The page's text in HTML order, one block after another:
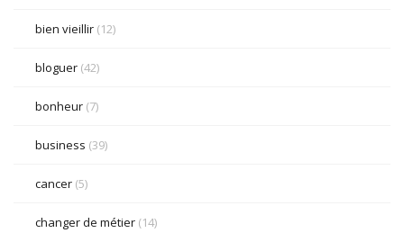
bien vieillir (12)
bloguer (42)
bonheur (7)
business (39)
cancer (5)
changer de métier (14)